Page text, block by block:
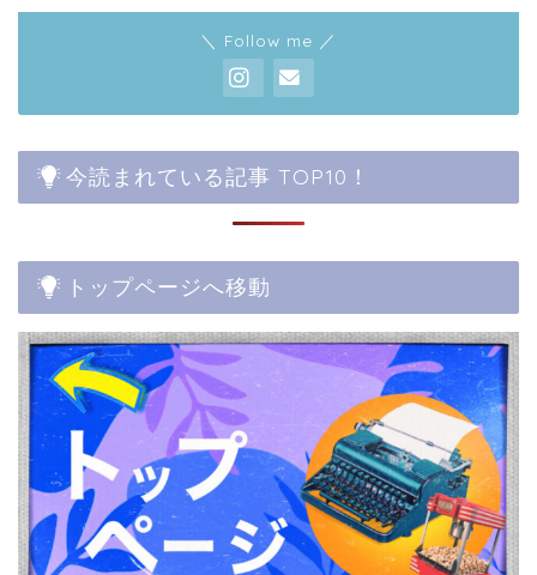
＼ Follow me ／
今読まれている記事 TOP10！
トップページへ移動